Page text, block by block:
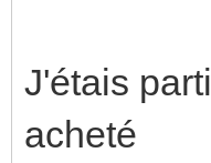
J'étais
acheté